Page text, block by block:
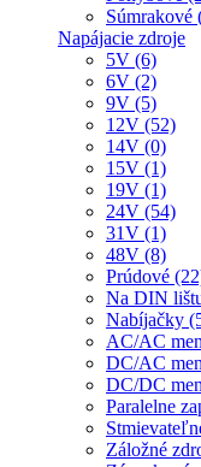
Súmrakové
Napájacie zdroje
5V (6)
6V (2)
9V (5)
12V (52)
14V (0)
15V (1)
19V (1)
24V (54)
31V (1)
48V (8)
Prúdové
Na DIN
Nabíjačky
AC/AC
DC/AC
DC/DC
Paralelne
Záložné